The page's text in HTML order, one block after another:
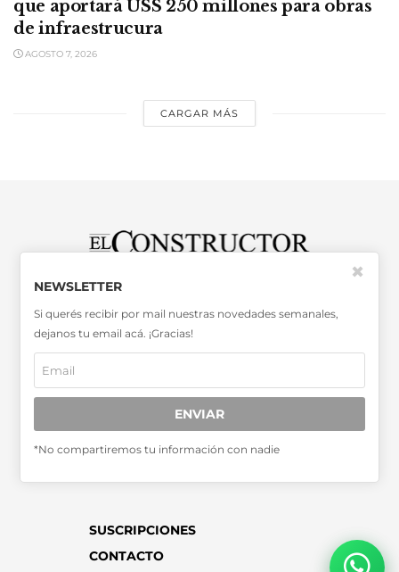
que aportará USS 250 millones para obras
de infraestrucura
AGOSTO 7, 2026
CARGAR MÁS
SABER MÁS >>
OTRAS PUBLICACIONES >>
Entidades Periodísticas Argentinas
SUSCRIPCIONES
CONTACTO
NEWSLETTER
Si querés recibir por mail nuestras novedades semanales,
dejanos tu email acá. ¡Gracias!
ENVIAR
*No compartiremos tu información con nadie
✖